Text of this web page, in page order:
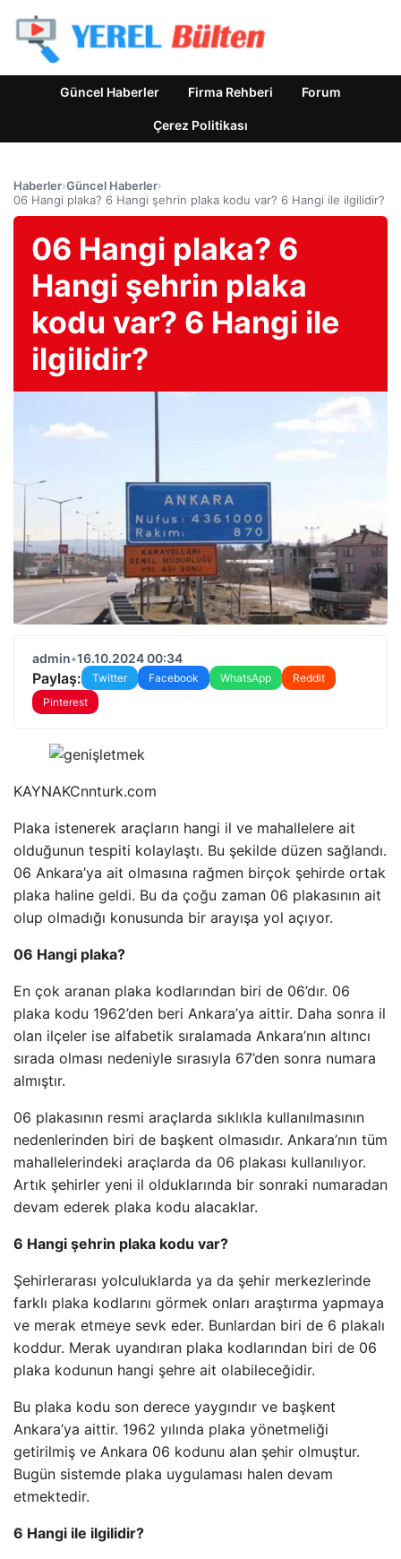
Güncel Haberler Firma Rehberi Forum
Çerez Politikası
Haberler›Güncel Haberler›
06 Hangi plaka? 6 Hangi şehrin plaka kodu var? 6 Hangi ile ilgilidir?
06 Hangi plaka? 6
Hangi şehrin plaka
kodu var? 6 Hangi ile
ilgilidir?
admin•16.10.2024 00:34
Paylaş: Twitter Facebook WhatsApp
Reddit
Pinterest
KAYNAKCnnturk.com
Plaka istenerek araçların hangi il ve mahallelere ait
olduğunun tespiti kolaylaştı. Bu şekilde düzen sağlandı.
06 Ankara’ya ait olmasına rağmen birçok şehirde ortak
plaka haline geldi. Bu da çoğu zaman 06 plakasının ait
olup olmadığı konusunda bir arayışa yol açıyor.
06 Hangi plaka?
En çok aranan plaka kodlarından biri de 06’dır. 06
plaka kodu 1962’den beri Ankara’ya aittir. Daha sonra il
olan ilçeler ise alfabetik sıralamada Ankara’nın altıncı
sırada olması nedeniyle sırasıyla 67’den sonra numara
almıştır.
06 plakasının resmi araçlarda sıklıkla kullanılmasının
nedenlerinden biri de başkent olmasıdır. Ankara’nın tüm
mahallelerindeki araçlarda da 06 plakası kullanılıyor.
Artık şehirler yeni il olduklarında bir sonraki numaradan
devam ederek plaka kodu alacaklar.
6 Hangi şehrin plaka kodu var?
Şehirlerarası yolculuklarda ya da şehir merkezlerinde
farklı plaka kodlarını görmek onları araştırma yapmaya
ve merak etmeye sevk eder. Bunlardan biri de 6 plakalı
koddur. Merak uyandıran plaka kodlarından biri de 06
plaka kodunun hangi şehre ait olabileceğidir.
Bu plaka kodu son derece yaygındır ve başkent
Ankara’ya aittir. 1962 yılında plaka yönetmeliği
getirilmiş ve Ankara 06 kodunu alan şehir olmuştur.
Bugün sistemde plaka uygulaması halen devam
etmektedir.
6 Hangi ile ilgilidir?